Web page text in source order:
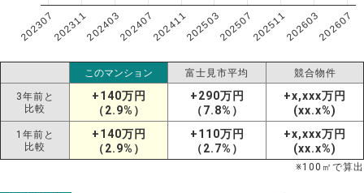
202307202311202403202407202411202503202507202511202603202607
このマンション 富士見市平均 競合物件
3年前と
比較
+140万円
（2.9%）
+290万円
（7.8%）
+x,xxx万円
(xx.x%)
1年前と
比較
+140万円
（2.9%）
+110万円
（2.7%）
+x,xxx万円
(xx.x%)
※100 ㎡で算出